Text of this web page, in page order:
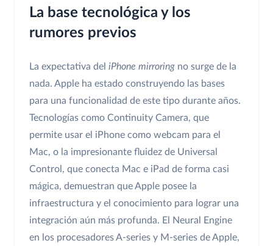
La base tecnológica y los
rumores previos
La expectativa del iPhone mirroring no surge de la
nada. Apple ha estado construyendo las bases
para una funcionalidad de este tipo durante años.
Tecnologías como Continuity Camera, que
permite usar el iPhone como webcam para el
Mac, o la impresionante fluidez de Universal
Control, que conecta Mac e iPad de forma casi
mágica, demuestran que Apple posee la
infraestructura y el conocimiento para lograr una
integración aún más profunda. El Neural Engine
en los procesadores A-series y M-series de Apple,